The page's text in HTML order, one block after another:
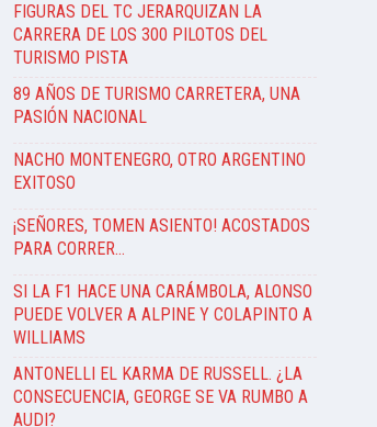
FIGURAS DEL TC JERARQUIZAN LA
CARRERA DE LOS 300 PILOTOS DEL
TURISMO PISTA
89 AÑOS DE TURISMO CARRETERA, UNA
PASIÓN NACIONAL
NACHO MONTENEGRO, OTRO ARGENTINO
EXITOSO
¡SEÑORES, TOMEN ASIENTO! ACOSTADOS
PARA CORRER…
SI LA F1 HACE UNA CARÁMBOLA, ALONSO
PUEDE VOLVER A ALPINE Y COLAPINTO A
WILLIAMS
ANTONELLI EL KARMA DE RUSSELL. ¿LA
CONSECUENCIA, GEORGE SE VA RUMBO A
AUDI?